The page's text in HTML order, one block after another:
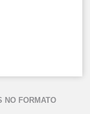
NO FORMATO